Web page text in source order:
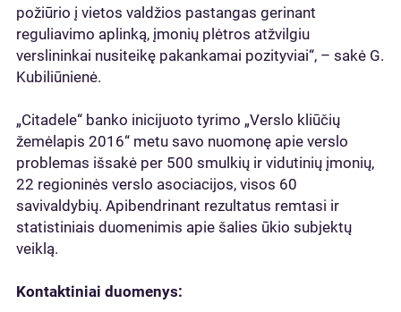
požiūrio į vietos valdžios pastangas gerinant
reguliavimo aplinką, įmonių plėtros atžvilgiu
verslininkai nusiteikę pakankamai pozityviai“, – sakė G.
Kubiliūnienė.
„Citadele“ banko inicijuoto tyrimo „Verslo kliūčių
žemėlapis 2016“ metu savo nuomonę apie verslo
problemas išsakė per 500 smulkių ir vidutinių įmonių,
22 regioninės verslo asociacijos, visos 60
savivaldybių. Apibendrinant rezultatus remtasi ir
statistiniais duomenimis apie šalies ūkio subjektų
veiklą.
Kontaktiniai duomenys: